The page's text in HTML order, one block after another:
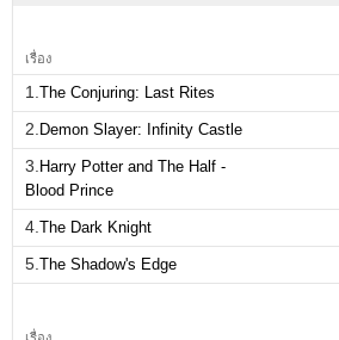
เรื่อง
1. The Conjuring: Last Rites
2. Demon Slayer: Infinity Castle
3. Harry Potter and The Half -
Blood Prince
4. The Dark Knight
5. The Shadow's Edge